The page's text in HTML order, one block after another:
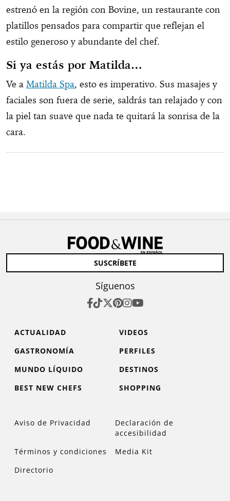
estrenó en la región con Bovine, un restaurante con
platillos pensados para compartir que reflejan el
estilo generoso y abundante del chef.
Si ya estás por Matilda…
Ve a Matilda Spa, esto es imperativo. Sus masajes y
faciales son fuera de serie, saldrás tan relajado y con
la piel tan suave que nada te quitará la sonrisa de la
cara.
SUSCRÍBETE
Síguenos
ACTUALIDAD
VIDEOS
GASTRONOMÍA
PERFILES
MUNDO LÍQUIDO
DESTINOS
BEST NEW CHEFS
SHOPPING
Aviso de Privacidad
Declaración de
accesibilidad
Términos y condiciones
Media Kit
Directorio